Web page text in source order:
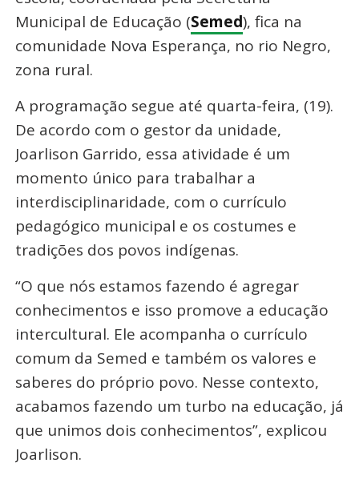
Municipal de Educação (Semed), fica na
comunidade Nova Esperança, no rio Negro,
zona rural.
A programação segue até quarta-feira, (19).
De acordo com o gestor da unidade,
Joarlison Garrido, essa atividade é um
momento único para trabalhar a
interdisciplinaridade, com o currículo
pedagógico municipal e os costumes e
tradições dos povos indígenas.
“O que nós estamos fazendo é agregar
conhecimentos e isso promove a educação
intercultural. Ele acompanha o currículo
comum da Semed e também os valores e
saberes do próprio povo. Nesse contexto,
acabamos fazendo um turbo na educação, já
que unimos dois conhecimentos”, explicou
Joarlison.